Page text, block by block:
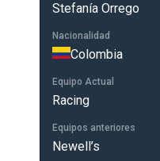
Stefanía Orrego
Nacionalidad
Colombia
Equipo Actual
Racing
Equipos anteriores
Newell’s